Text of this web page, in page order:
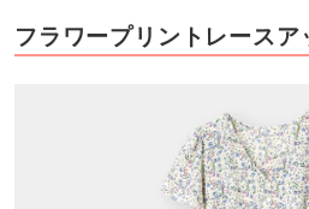
フラワープリントレースア